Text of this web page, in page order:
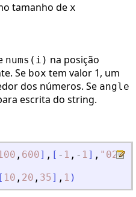
tamanho de x
nums(i) na posição
Se box tem valor 1, um
dos números. Se angle
escrita do string.
, 600] , [ - 1 , - 1] , " 022"
[ 10 , 20 , 35] , 1 )